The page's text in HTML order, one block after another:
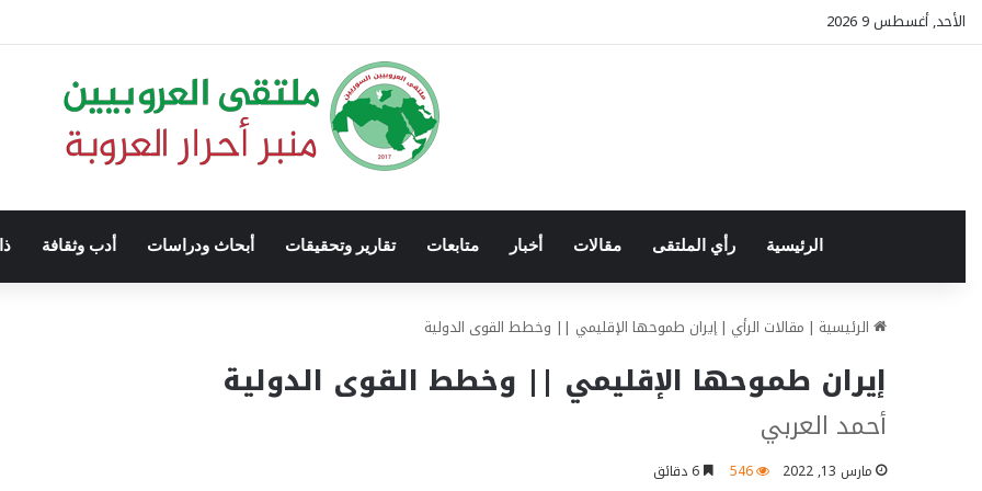
الأحد, أغسطس 9 2026
الرئيسية رأي الملتقى مقالات أخبار متابعات تقارير وتحقيقات أبحاث ودراسات أدب وثقافة
الرئيسية | مقالات الرأي | إيران طموحها الإقليمي || وخطط القوى الدولية
إيران طموحها الإقليمي || وخطط القوى الدولية
أحمد العربي
مارس 13, 2022 546